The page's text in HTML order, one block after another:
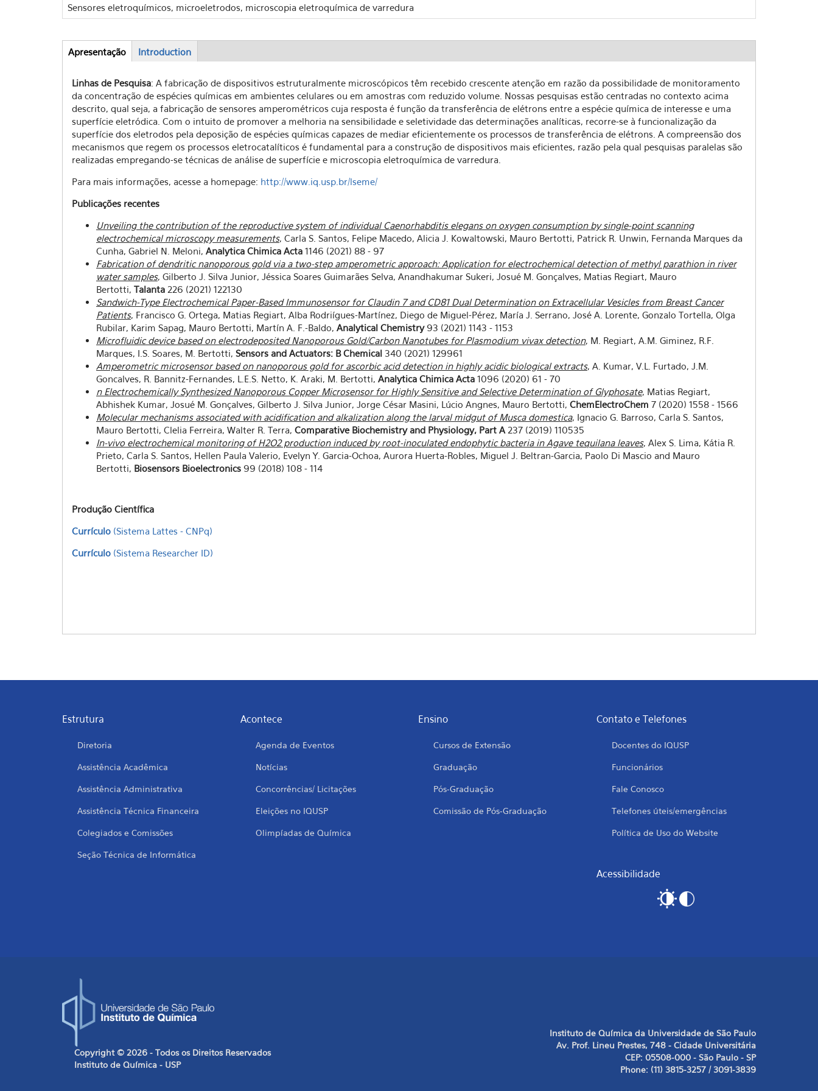
Sensores eletroquímicos, microeletrodos, microscopia eletroquímica de varredura
Abas
Apresentação (active
tab)
Introduction
Linhas de Pesquisa: A fabricação de dispositivos estruturalmente microscópicos têm recebido crescente atenção em razão da possibilidade de monitoramento
da concentração de espécies químicas em ambientes celulares ou em amostras com reduzido volume. Nossas pesquisas estão centradas no contexto acima
descrito, qual seja, a fabricação de sensores amperométricos cuja resposta é função da transferência de elétrons entre a espécie química de interesse e uma
superfície eletródica. Com o intuito de promover a melhoria na sensibilidade e seletividade das determinações analíticas, recorre-se à funcionalização da
superfície dos eletrodos pela deposição de espécies químicas capazes de mediar eficientemente os processos de transferência de elétrons. A compreensão dos
mecanismos que regem os processos eletrocatalíticos é fundamental para a construção de dispositivos mais eficientes, razão pela qual pesquisas paralelas são
realizadas empregando-se técnicas de análise de superfície e microscopia eletroquímica de varredura.
Para mais informações, acesse a homepage: http://www.iq.usp.br/lseme/
Publicações recentes
Unveiling the contribution of the reproductive system of individual Caenorhabditis elegans on oxygen consumption by single-point scanning
electrochemical microscopy measurements, Carla S. Santos, Felipe Macedo, Alicia J. Kowaltowski, Mauro Bertotti, Patrick R. Unwin, Fernanda Marques da
Cunha, Gabriel N. Meloni, Analytica Chimica Acta 1146 (2021) 88 - 97
Fabrication of dendritic nanoporous gold via a two-step amperometric approach: Application for electrochemical detection of methyl parathion in river
water samples, Gilberto J. Silva Junior, Jéssica Soares Guimarães Selva, Anandhakumar Sukeri, Josué M. Gonçalves, Matias Regiart, Mauro
Bertotti, Talanta 226 (2021) 122130
Sandwich-Type Electrochemical Paper-Based Immunosensor for Claudin 7 and CD81 Dual Determination on Extracellular Vesicles from Breast Cancer
Patients, Francisco G. Ortega, Matias Regiart, Alba Rodriígues-Martínez, Diego de Miguel-Pérez, María J. Serrano, José A. Lorente, Gonzalo Tortella, Olga
Rubilar, Karim Sapag, Mauro Bertotti, Martín A. F.-Baldo, Analytical Chemistry93 (2021) 1143 - 1153
Microfluidic device based on electrodeposited Nanoporous Gold/Carbon Nanotubes for Plasmodium vivax detection, M. Regiart, A.M. Giminez, R.F.
Marques, I.S. Soares, M. Bertotti, Sensors and Actuators: B Chemical 340 (2021) 129961
Amperometric microsensor based on nanoporous gold for ascorbic acid detection in highly acidic biological extracts, A. Kumar, V.L. Furtado, J.M.
Goncalves, R. Bannitz-Fernandes, L.E.S. Netto, K. Araki, M. Bertotti, Analytica Chimica Acta 1096 (2020) 61 - 70
n Electrochemically Synthesized Nanoporous Copper Microsensor for Highly Sensitive and Selective Determination of Glyphosate, Matias Regiart,
Abhishek Kumar, Josué M. Gonçalves, Gilberto J. Silva Junior, Jorge César Masini, Lúcio Angnes, Mauro Bertotti, ChemElectroChem 7 (2020) 1558 - 1566
Molecular mechanisms associated with acidification and alkalization along the larval midgut of Musca domestica, Ignacio G. Barroso, Carla S. Santos,
Mauro Bertotti, Clelia Ferreira, Walter R. Terra, Comparative Biochemistry and Physiology, Part A 237 (2019) 110535
In-vivo electrochemical monitoring of H2O2 production induced by root-inoculated endophytic bacteria in Agave tequilana leaves, Alex S. Lima, Kátia R.
Prieto, Carla S. Santos, Hellen Paula Valerio, Evelyn Y. Garcia-Ochoa, Aurora Huerta-Robles, Miguel J. Beltran-Garcia, Paolo Di Mascio and Mauro
Bertotti, Biosensors Bioelectronics 99 (2018) 108 - 114
Produção Científica
Currículo (Sistema Lattes - CNPq)
Currículo (Sistema Researcher ID)
Estrutura
Diretoria
Assistência Acadêmica
Assistência Administrativa
Assistência Técnica Financeira
Colegiados e Comissões
Seção Técnica de Informática
Acontece
Agenda de Eventos
Notícias
Concorrências/ Licitações
Eleições no IQUSP
Olimpíadas de Química
Ensino
Cursos de Extensão
Graduação
Pós-Graduação
Comissão de Pós-Graduação
Contato e Telefones
Docentes do IQUSP
Funcionários
Fale Conosco
Telefones úteis/emergências
Política de Uso do Website
Acessibilidade
Copyright © 2026 - Todos os Direitos Reservados
Instituto de Química - USP
Instituto de Química da Universidade de São Paulo
Av. Prof. Lineu Prestes, 748 - Cidade Universitária
CEP: 05508-000 - São Paulo - SP
Phone: (11) 3815-3257 / 3091-3839